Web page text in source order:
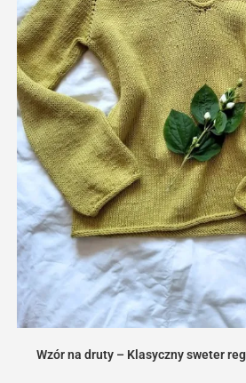
Wzór na druty – Klasyczny sweter